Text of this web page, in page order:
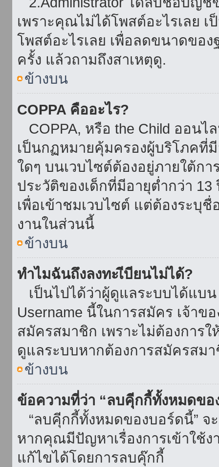
เพราะคุณไม่ได้โพสต์อะไรเลย
โพสต์อะไรเลย เพื่อลดขนาดขอ
ครั้ง แล้วถามถึงสาเหตุดู.
ข้างบน
COPPA คืออะไร?
COPPA, หรือ the Child ออนไ
เป็นกฏหมายคุ้มครองผู้บริโภคที่
ใดๆ บนเวบไซต์ต้องอยู่ภายใต้ก
ประวัติของเด็กที่มีอายุต่ำกว่า
เพื่อเข้าชมเวบไซต์ แต่ต้องระบุ
งานในส่วนนี้
ข้างบน
ทำไมฉันถึงลงทะเีบียนไม่ได้?
เป็นไปได้ว่าผู้ดูแลระบบได้แบ
Username นี้ในการสมัคร เจ้าข
สมัครสมาชิก เพราะไม่ต้องการ
ดูแลระบบหากต้องการสมัครสม
ข้างบน
ข้อความที่ว่า “ลบคุีกกี้ทั้งหมดขอ
“ลบคุีกกี้ทั้งหมดของบอร์ดนี้” จ
หากคุณมีปัญหาเรื่องการเข้าใช้
แก้ไขได้โดยการลบคุ๊กกี้